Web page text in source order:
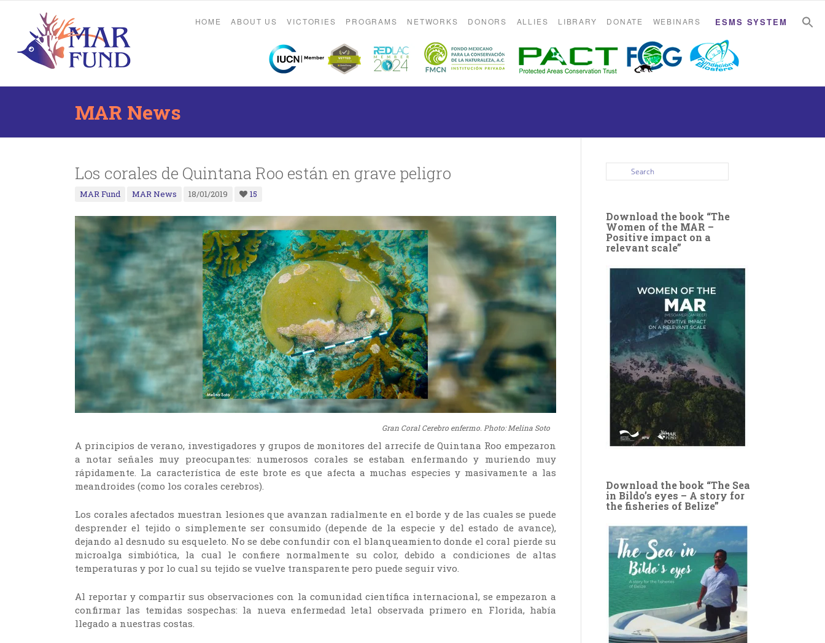
HOME ABOUT US VICTORIES PROGRAMS NETWORKS DONORS ALLIES LIBRARY DONATE WEBINARS ESMS SYSTEM
MAR News
Los corales de Quintana Roo están en grave peligro
MAR Fund MAR News 18/01/2019 15
Gran Coral Cerebro enfermo. Photo: Melina Soto
A principios de verano, investigadores y grupos de monitores del arrecife de Quintana Roo empezaron
a notar señales muy preocupantes: numerosos corales se estaban enfermando y muriendo muy
rápidamente. La característica de este brote es que afecta a muchas especies y masivamente a las
meandroides (como los corales cerebros).
Los corales afectados muestran lesiones que avanzan radialmente en el borde y de las cuales se puede
desprender el tejido o simplemente ser consumido (depende de la especie y del estado de avance),
dejando al desnudo su esqueleto. No se debe confundir con el blanqueamiento donde el coral pierde su
microalga simbiótica, la cual le confiere normalmente su color, debido a condiciones de altas
temperaturas y por lo cual su tejido se vuelve transparente pero puede seguir vivo.
Al reportar y compartir sus observaciones con la comunidad científica internacional, se empezaron a
confirmar las temidas sospechas: la nueva enfermedad letal observada primero en Florida, había
llegado a nuestras costas.
Download the book “The
Women of the MAR –
Positive impact on a
relevant scale”
Download the book “The Sea
in Bildo’s eyes – A story for
the fisheries of Belize”